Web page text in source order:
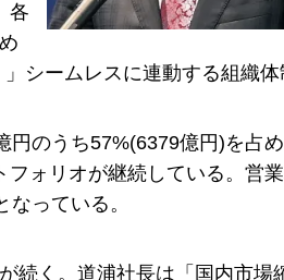
各
シームレスに連動する組織体
のうち57%(6379億円)を占
ォリオが継続している。営
っている。
く。道浦社長は「国内市場